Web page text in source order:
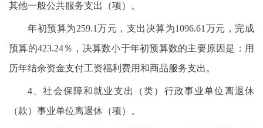
其他一般公共服务支出（项）。
年初预算为259.1万元，支出决算为1096.61万元，完成
预算的423.24％，决算数小于年初预算数的主要原因是：用
历年结余资金支付工资福利费用和商品服务支出。
4、社会保障和就业支出（类）行政事业单位离退休
（款）事业单位离退休（项）。